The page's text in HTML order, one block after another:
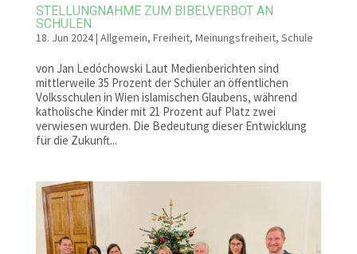
STELLUNGNAHME ZUM BIBELVERBOT AN
SCHULEN
18. Jun 2024| Allgemein, Freiheit, Meinungsfreiheit, Schule
von Jan Ledóchowski Laut Medienberichten sind
mittlerweile 35 Prozent der Schüler an öffentlichen
Volksschulen in Wien islamischen Glaubens, während
katholische Kinder mit 21 Prozent auf Platz zwei
verwiesen wurden. Die Bedeutung dieser Entwicklung
für die Zukunft...